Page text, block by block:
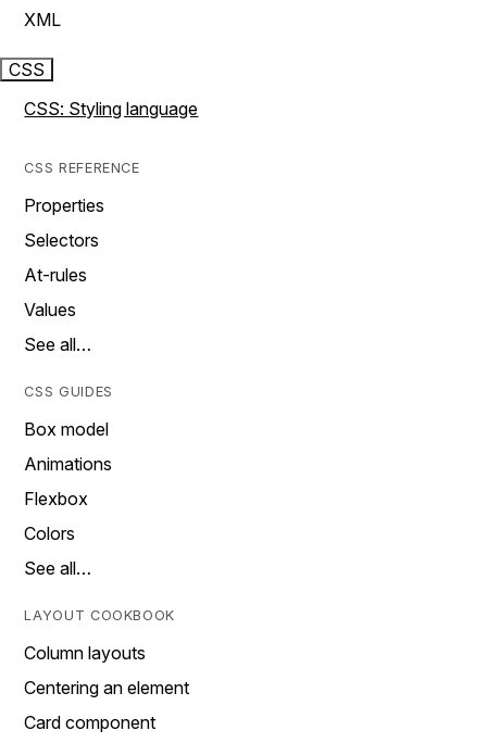
XML
CSS
CSS: Styling language
CSS REFERENCE
Properties
Selectors
At-rules
Values
See all…
CSS GUIDES
Box model
Animations
Flexbox
Colors
See all…
LAYOUT COOKBOOK
Column layouts
Centering an element
Card component